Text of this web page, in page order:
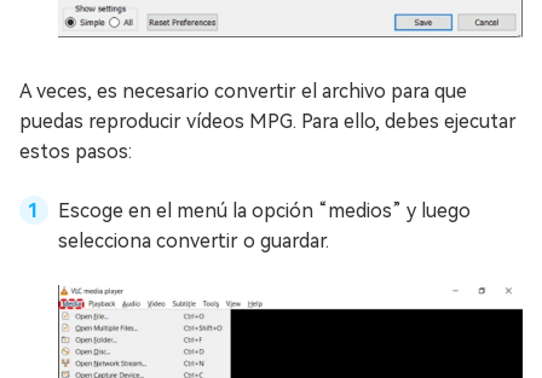
A veces, es necesario convertir el archivo para que
puedas reproducir vídeos MPG. Para ello, debes ejecutar
estos pasos:
Escoge en el menú la opción “medios” y luego
selecciona convertir o guardar.